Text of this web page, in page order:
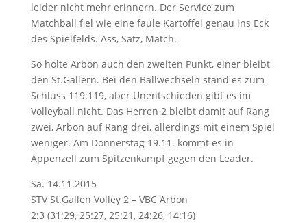
leider nicht mehr erinnern. Der Service zum
Matchball fiel wie eine faule Kartoffel genau ins Eck
des Spielfelds. Ass, Satz, Match.
So holte Arbon auch den zweiten Punkt, einer bleibt
den St.Gallern. Bei den Ballwechseln stand es zum
Schluss 119:119, aber Unentschieden gibt es im
Volleyball nicht. Das Herren 2 bleibt damit auf Rang
zwei, Arbon auf Rang drei, allerdings mit einem Spiel
weniger. Am Donnerstag 19.11. kommt es in
Appenzell zum Spitzenkampf gegen den Leader.
Sa. 14.11.2015
STV St.Gallen Volley 2 – VBC Arbon
2:3 (31:29, 25:27, 25:21, 24:26, 14:16)